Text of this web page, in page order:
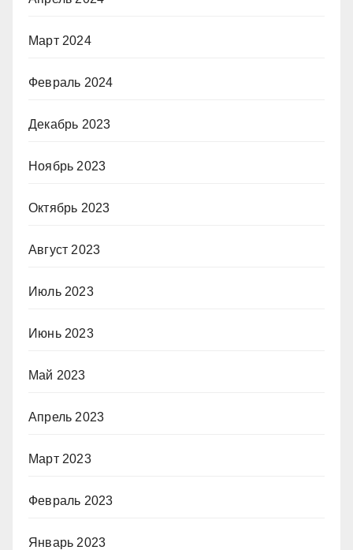
Март 2024
Февраль 2024
Декабрь 2023
Ноябрь 2023
Октябрь 2023
Август 2023
Июль 2023
Июнь 2023
Май 2023
Апрель 2023
Март 2023
Февраль 2023
Январь 2023